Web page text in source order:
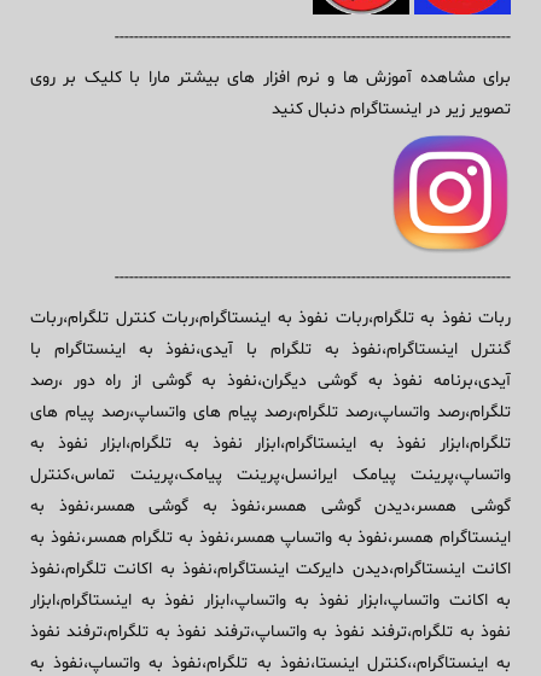
----------------------------------------------------------------------------------
برای مشاهده آموزش ها و نرم افزار های بیشتر مارا با کلیک بر روی
تصویر زیر در اینستاگرام دنبال کنید
----------------------------------------------------------------------------------
ربات نفوذ به تلگرام،ربات نفوذ به اینستاگرام،ربات کنترل تلگرام،ربات
گنترل اینستاگرام،نفوذ به تلگرام با آیدی،نفوذ به اینستاگرام با
آیدی،برنامه نفوذ به گوشی دیگران،نفوذ به گوشی از راه دور ،رصد
تلگرام،رصد واتساپ،رصد تلگرام،رصد پیام های واتساپ،رصد پیام های
تلگرام،ابزار نفوذ به اینستاگرام،ابزار نفوذ به تلگرام،ابزار نفوذ به
واتساپ،پرینت پیامک ایرانسل،پرینت پیامک،پرینت تماس،کنترل
گوشی همسر،دیدن گوشی همسر،نفوذ به گوشی همسر،نفوذ به
اینستاگرام همسر،نفوذ به واتساپ همسر،نفوذ به تلگرام همسر،نفوذ به
اکانت اینستاگرام،دیدن دایرکت اینستاگرام،نفوذ به اکانت تلگرام،نفوذ
به اکانت واتساپ،ابزار نفوذ به واتساپ،ابزار نفوذ به اینستاگرام،ابزار
نفوذ به تلگرام،ترفند نفوذ به واتساپ،ترفند نفوذ به تلگرام،ترفند نفوذ
به اینستاگرام،،کنترل اینستا،نفوذ به تلگرام،نفوذ به واتساپ،نفوذ به